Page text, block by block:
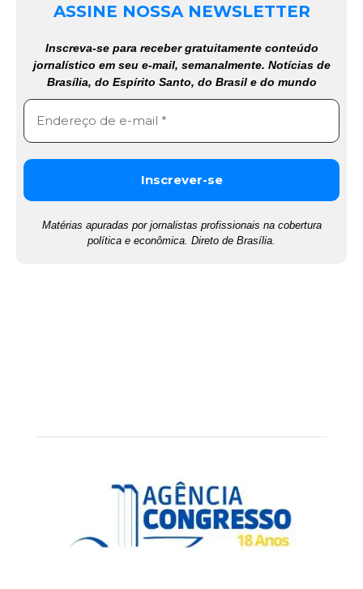
ASSINE NOSSA NEWSLETTER
Inscreva-se para receber gratuitamente conteúdo
jornalístico em seu e-mail, semanalmente. Notícias de
Brasília, do Espírito Santo, do Brasil e do mundo
Matérias apuradas por jornalistas profissionais na cobertura
política e econômica. Direto de Brasília.